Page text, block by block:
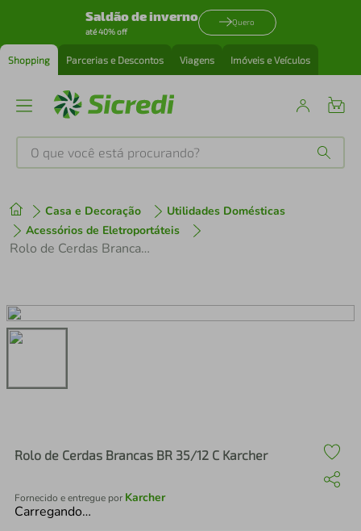
Saldão de inverno
até 40% off
Quero
Shopping Parcerias e Descontos Viagens Imóveis e Veículos
O que você está procurando?
Casa e Decoração
Utilidades Domésticas
Acessórios de Eletroportáteis
Rolo de Cerdas Brancas BR 35/12 C Karcher
Rolo de Cerdas Brancas BR 35/12 C Karcher
Fornecido e entregue por Karcher
Carregando…
1º tenis